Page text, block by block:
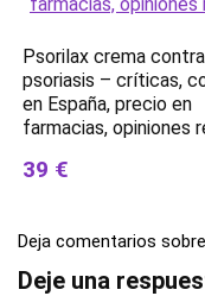
Psorilax crema
psoriasis – críticas,
en España, precio en
farmacias, opiniones
39 €
Deja comentarios
Deje una